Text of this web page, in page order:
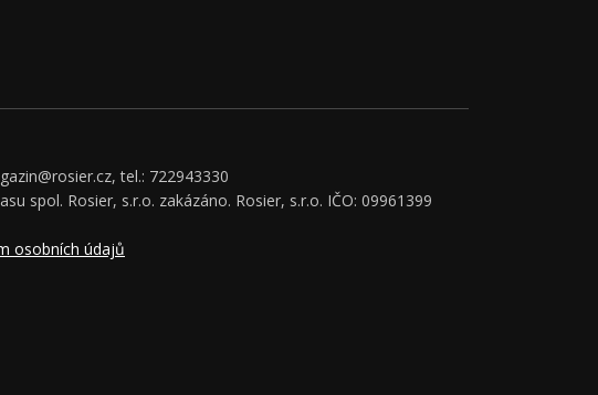
tel.: 722943330
spol. Rosier, s.r.o. zakázáno. Rosier, s.r.o. IČO: 09961399
osobních údajů